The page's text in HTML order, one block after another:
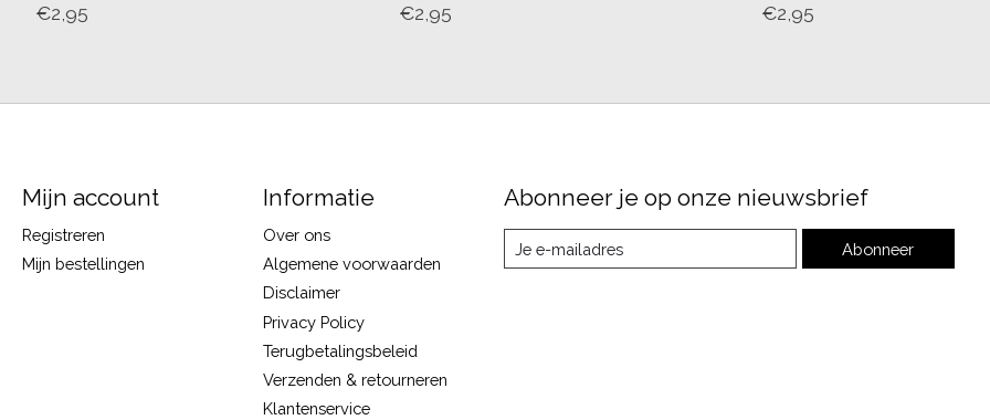
€2,95
€2,95
€2,95
Mijn account
Registreren
Mijn bestellingen
Informatie
Over ons
Algemene voorwaarden
Disclaimer
Privacy Policy
Terugbetalingsbeleid
Verzenden & retourneren
Klantenservice
Abonneer je op onze nieuwsbrief
Abonneer